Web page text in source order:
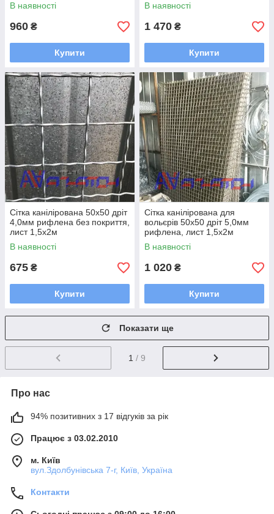
В наявності
960 ₴
Купити
В наявності
1 470 ₴
Купити
Сітка канілірована 50х50 дріт
4,0мм рифлена без покриття,
лист 1,5х2м
В наявності
675 ₴
Купити
Сітка канілірована для
вольєрів 50х50 дріт 5,0мм
рифлена, лист 1,5х2м
В наявності
1 020 ₴
Купити
Показати ще
1 / 9
Про нас
94% позитивних з 17 відгуків за рік
Працює з 03.02.2010
м. Київ
вул.Здолбунівська 7-г, Київ, Україна
Контакти